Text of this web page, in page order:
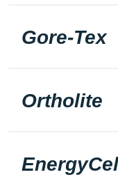
Gore-Tex
Ortholite